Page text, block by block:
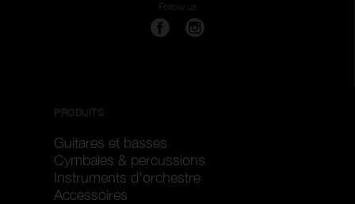
Follow us
PRODUITS
Guitares et basses
Cymbales & percussions
Instruments d'orchestre
Accessoires